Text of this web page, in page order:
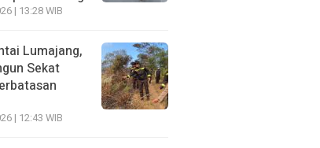
| 13:28 WIB
Lumajang,
Sekat
| 12:43 WIB